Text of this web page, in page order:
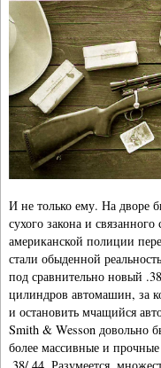
И не только ему. На дворе
сухого закона и
американской полиции
стали обыденной
под сравнительно новый
цилиндров автомашин, за
и остановить мчащийся
Smith & Wesson довольно
более массивные и